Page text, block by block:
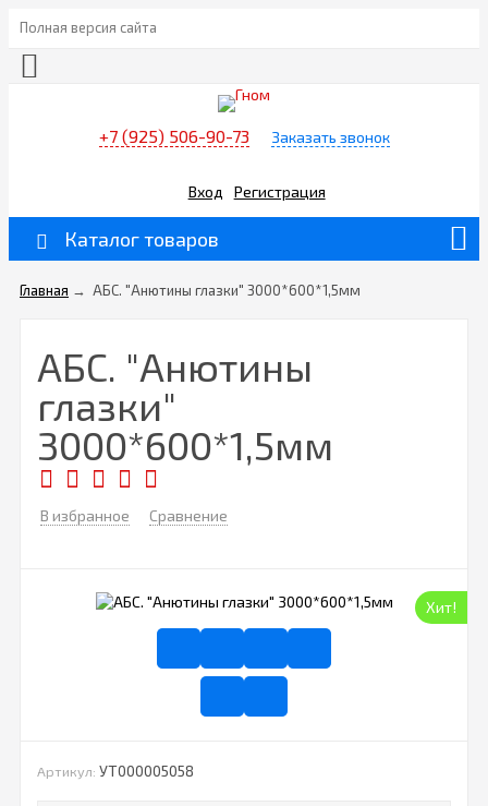
Полная версия сайта
+7 (925) 506-90-73 Заказать звонок
Вход Регистрация
Каталог товаров
Главная → АБС. "Анютины глазки" 3000*600*1,5мм
АБС. "Анютины
глазки"
3000*600*1,5мм
В избранное Сравнение
Хит!
Артикул: УТ000005058